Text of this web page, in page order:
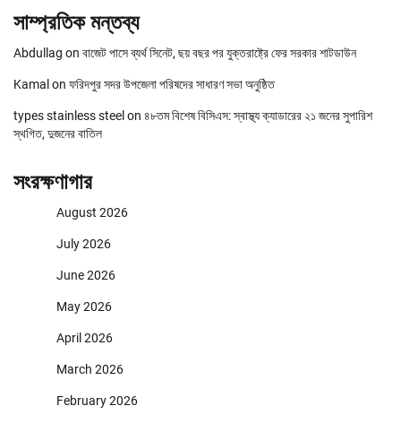
সাম্প্রতিক মন্তব্য
Abdullag on বাজেট পাসে ব্যর্থ সিনেট, ছয় বছর পর যুক্তরাষ্ট্রে ফের সরকার শাটডাউন
Kamal on ফরিদপুর সদর উপজেলা পরিষদের সাধারণ সভা অনুষ্ঠিত
types stainless steel on ৪৮তম বিশেষ বিসিএস: স্বাস্থ্য ক্যাডারের ২১ জনের সুপারিশ
স্থগিত, দুজনের বাতিল
সংরক্ষণাগার
August 2026
July 2026
June 2026
May 2026
April 2026
March 2026
February 2026